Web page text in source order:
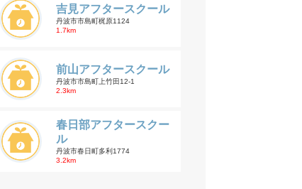
吉見アフタースクール
丹波市市島町梶原1124
1.7km
前山アフタースクール
丹波市市島町上竹田12-1
2.3km
春日部アフタースクー
ル
丹波市春日町多利1774
3.2km